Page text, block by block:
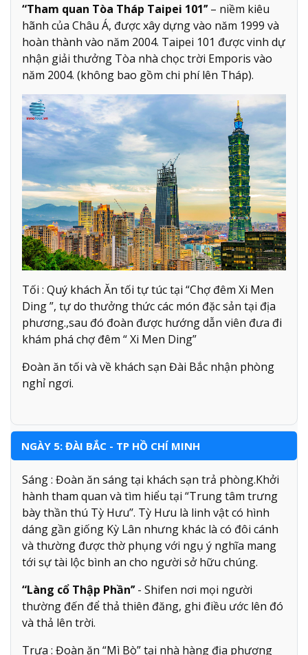
“Tham quan Tòa Tháp Taipei 101’’– niềm kiêu
hãnh của Châu Á, được xây dựng vào năm 1999 và
hoàn thành vào năm 2004. Taipei 101 được vinh dự
nhận giải thưởng Tòa nhà chọc trời Emporis vào
năm 2004. (không bao gồm chi phí lên Tháp).
Tối : Quý khách Ăn tối tự túc tại “Chợ đêm Xi Men
Ding ”, tự do thưởng thức các món đặc sản tại địa
phương.,sau đó đoàn được hướng dẫn viên đưa đi
khám phá chợ đêm “ Xi Men Ding”
Đoàn ăn tối và về khách sạn Đài Bắc nhận phòng
nghỉ ngơi.
NGÀY 5: ĐÀI BẮC - TP HỒ CHÍ MINH
Sáng : Đoàn ăn sáng tại khách sạn trả phòng.Khởi
hành tham quan và tìm hiểu tại “Trung tâm trưng
bày thần thú Tỳ Hưu’’. Tỳ Hưu là linh vật có hình
dáng gần giống Kỳ Lân nhưng khác là có đôi cánh
và thường được thờ phụng với ngụ ý nghĩa mang
tới sự tài lộc bình an cho người sở hữu chúng.
“Làng cổ Thập Phần’’- Shifen nơi mọi người
thường đến để thả thiên đăng, ghi điều ước lên đó
và thả lên trời.
Trưa : Đoàn ăn “Mì Bò” tại nhà hàng địa phương